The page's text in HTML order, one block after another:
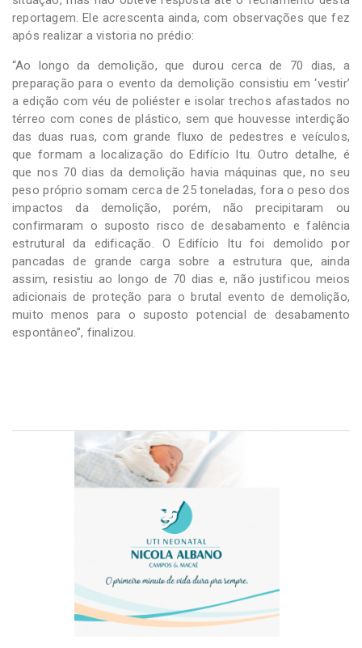
reportagem. Ele acrescenta ainda, com observações que fez
após realizar a vistoria no prédio:
“Ao longo da demolição, que durou cerca de 70 dias, a
preparação para o evento da demolição consistiu em ‘vestir’
a edição com véu de poliéster e isolar trechos afastados no
térreo com cones de plástico, sem que houvesse interdição
das duas ruas, com grande fluxo de pedestres e veículos,
que formam a localização do Edifício Itu. Outro detalhe, é
que nos 70 dias da demolição havia máquinas que, no seu
peso próprio somam cerca de 25 toneladas, fora o peso dos
impactos da demolição, porém, não precipitaram ou
confirmaram o suposto risco de desabamento e falência
estrutural da edificação. O Edifício Itu foi demolido por
pancadas de grande carga sobre a estrutura que, ainda
assim, resistiu ao longo de 70 dias e, não justificou meios
adicionais de proteção para o brutal evento de demolição,
muito menos para o suposto potencial de desabamento
espontâneo”, finalizou.